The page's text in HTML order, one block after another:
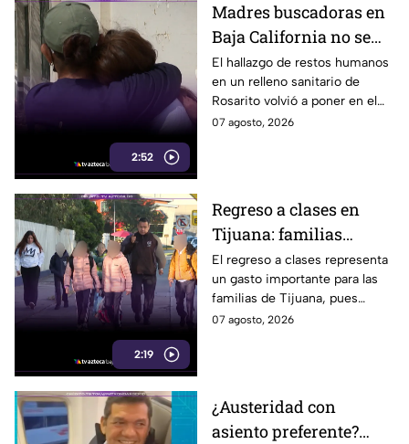
2:52
Madres buscadoras en
Baja California no se
detienen: hallazgo de
restos humanos
reaviva la
preocupación
El hallazgo de restos humanos
en un relleno sanitario de
Rosarito volvió a poner en el
centro la labor de las madres
07 agosto, 2026
2:19
Regreso a clases en
Tijuana: familias
podrían gastar hasta 5
mil pesos en uniformes
y calzado
El regreso a clases representa
un gasto importante para las
familias de Tijuana, pues
uniformes y calzado pueden
07 agosto, 2026
¿Austeridad con
asiento preferente?